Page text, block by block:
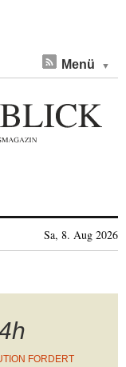
Menü
Sa, 8. Aug 2026
FORDERT